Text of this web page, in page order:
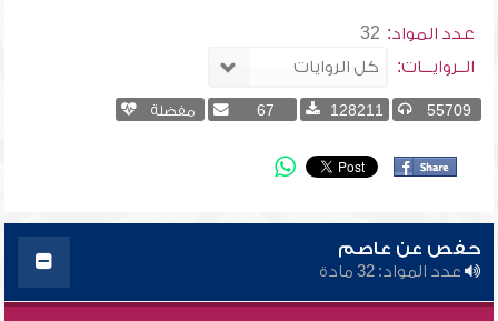
عدد المواد: 32
الــروايـــات:
55709
128211
67 مفضلة
حفص عن عاصم
عدد المواد: 32 مادة